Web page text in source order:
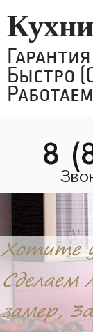
Быстро
8